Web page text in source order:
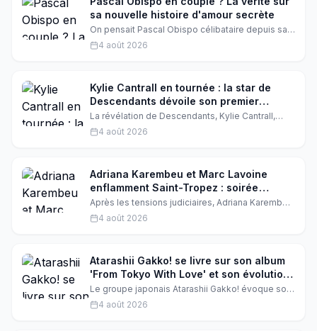
sa nouvelle histoire d'amour secrète
On pensait Pascal Obispo célibataire depuis sa
rupture avec Julie Hantson. Mais à 61 ans, le
chanteur vivrait une idylle discrète au Cap Ferret
rumeurs.
4 août 2026
Kylie Cantrall en tournée : la star de
Descendants dévoile son premier
headline tour pour son EP Valley Girl
Problems
La révélation de Descendants, Kylie Cantrall,
s'apprête à enflammer l'Amérique du Nord avec
sa première tournée en tête d'affiche. L'occasion
rapprocher de ses fans comme jamais.
4 août 2026
Adriana Karembeu et Marc Lavoine
enflamment Saint-Tropez : soirée
passionnée au restaurant des stars
Après les tensions judiciaires, Adriana Karembeu
et Marc Lavoine ont été aperçus complices à
Saint-Tropez. Le chanteur a même offert une
4 août 2026
Atarashii Gakko! se livre sur son album
'From Tokyo With Love' et son évolution
après 11 ans de carrière
Le groupe japonais Atarashii Gakko! évoque son
nouvel album 'From Tokyo With Love' et son
évolution depuis 11 ans. Entre complicité et
4 août 2026